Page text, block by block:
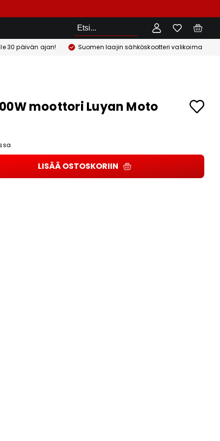
Etsi
30 päivän ajan! Suomen laajin sähköskootteri valikoima
moottori Luyan Moto
LISÄÄ OSTOSKORIIN